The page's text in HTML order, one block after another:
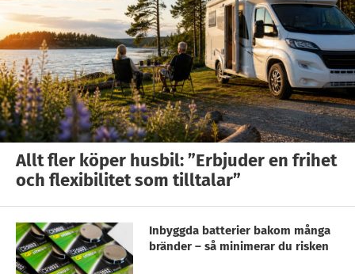
Allt fler köper husbil: ”Erbjuder en frihet
och flexibilitet som tilltalar”
Inbyggda batterier bakom många
bränder – så minimerar du risken